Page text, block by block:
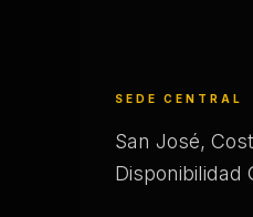
SEDE CENTRAL
San José,
Disponibilidad